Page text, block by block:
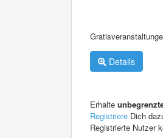
Details
Erhalte
Registriere Dich
Registrierte Nutzer